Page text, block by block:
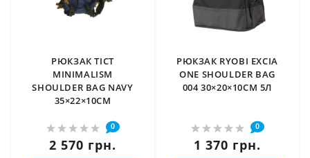
РЮКЗАК TICT
MINIMALISM
SHOULDER BAG NAVY
35×22×10СМ
0
2 570 грн.
РЮКЗАК RYOBI EXCIA
ONE SHOULDER BAG
004 30×20×10СМ 5Л
0
1 370 грн.